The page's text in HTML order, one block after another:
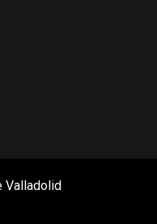
Valladolid